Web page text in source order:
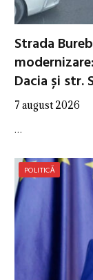
Strada
Dacia și str.
7 august 2026
…
POLITICĂ